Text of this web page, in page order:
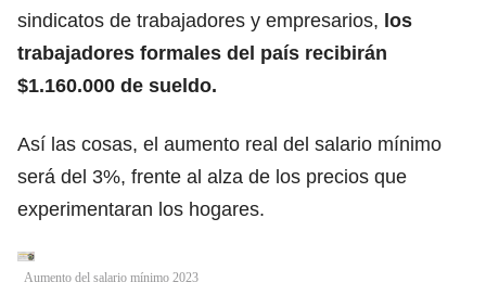
sindicatos de trabajadores y empresarios, los
trabajadores formales del país recibirán
$1.160.000 de sueldo.
Así las cosas, el aumento real del salario mínimo
será del 3%, frente al alza de los precios que
experimentaran los hogares.
Aumento del salario mínimo 2023